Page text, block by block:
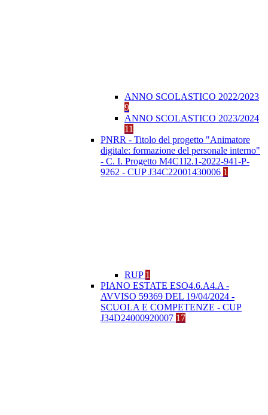
ANNO SCOLASTICO 2022/2023
9
ANNO SCOLASTICO 2023/2024
11
PNRR - Titolo del progetto "Animatore
digitale: formazione del personale interno"
- C. I. Progetto M4C1I2.1-2022-941-P-
9262 - CUP J34C22001430006 1
RUP 1
PIANO ESTATE ESO4.6.A4.A -
AVVISO 59369 DEL 19/04/2024 -
SCUOLA E COMPETENZE - CUP
J34D24000920007 17